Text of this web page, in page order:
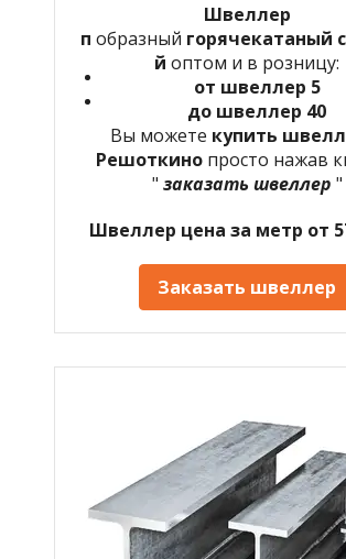
Швеллер
п образный горячекатаный
й оптом и в розницу:
от швеллер 5
до швеллер 40
Вы можете купить
Решоткино просто нажав
" заказать швеллер "
Швеллер цена за метр от
Заказать швеллер